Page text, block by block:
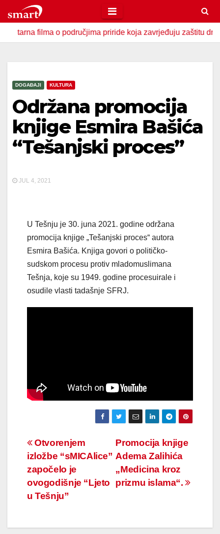
to
content
filma o područjima priride koja zavrjeđuju zaštitu države
DOGAĐAJI KULTURA
Održana promocija
knjige Esmira Bašića
“Tešanjski proces”
JUL 4, 2021
U Tešnju je 30. juna 2021. godine održana
promocija knjige „Tešanjski proces“ autora
Esmira Bašića. Knjiga govori o političko-
sudskom procesu protiv mladomuslimana
Tešnja, koje su 1949. godine procesuirale i
osudile vlasti tadašnje SFRJ.
Navigacija
članaka
Promocija knjige
Adema Zalihića
„Medicina kroz
prizmu islama“.
Otvorenjem
izložbe “sMICAlice”
započelo je
ovogodišnje “Ljeto
u Tešnju”